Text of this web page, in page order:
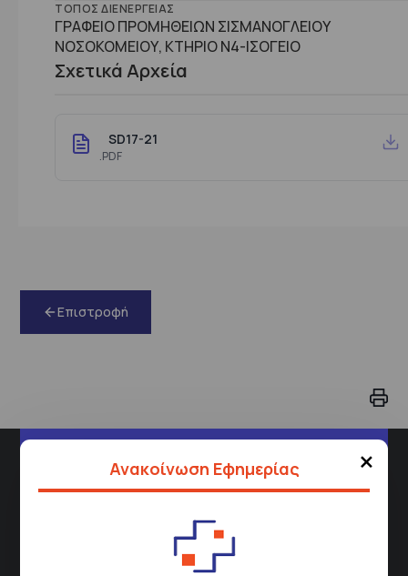
×
Ανακοίνωση Εφημερίας
ΤΌΠΟΣ ΔΙΕΝΈΡΓΕΙΑΣ
ΓΡΑΦΕΙΟ ΠΡΟΜΗΘΕΙΩΝ ΣΙΣΜΑΝΟΓΛΕΙΟΥ
ΝΟΣΟΚΟΜΕΙΟΥ, ΚΤHΡΙΟ Ν4-ΙΣΟΓΕΙΟ
Σχετικά Αρχεία
SD17-21
.PDF
Επιστροφή
Διεύθυνση
Μαρούσι 151 26,
Περιοχής